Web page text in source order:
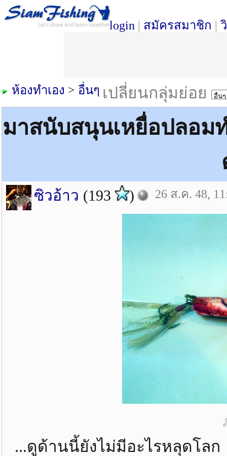
login | สมัครสมาชิก |
เปลี่ยนกลุ่มย่อย
ห้องทำเอง > อื่นๆ
มาสนับสนุนเหยื่อปลอม
ซิวอ้าว (193 ) 26 ส.ค. 48,
...ดูด้านนี้ยังไม่มีอะไรหลุดโลก